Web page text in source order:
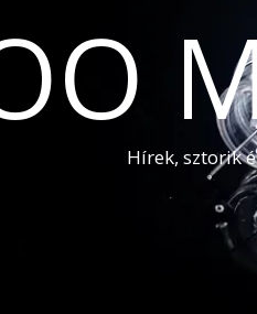
Hírek, sztorik